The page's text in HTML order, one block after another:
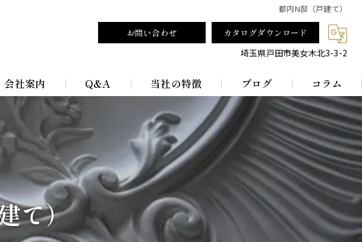
都内N邸（戸建て）
お問い合わせ
カタログダウンロード
埼玉県戸田市美女木北3-3-2
会社案内 Q&A 当社の特徴
テーブルランプ
ランプシェード
真鍮
レトロ
ブログ コラム
て）